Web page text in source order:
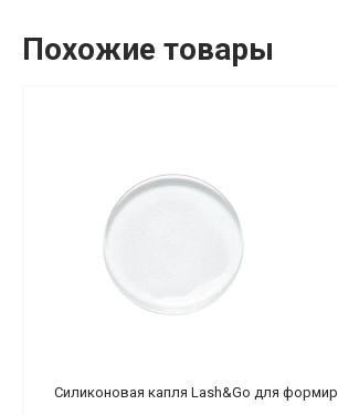
Похожие товары
Силиконовая капля Lash&Go для